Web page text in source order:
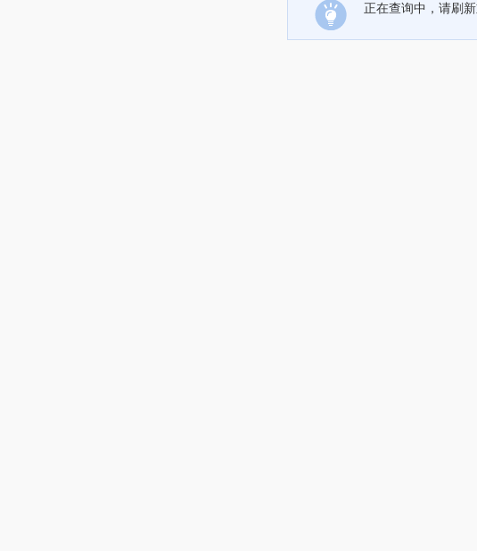
正在查询中，请刷